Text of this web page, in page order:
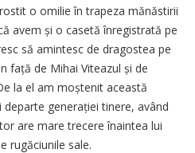
o omilie în trapeza mănăstirii
avem și o casetă înregistrată pe
să amintesc de dragostea pe
față de Mihai Viteazul și de
la el am moștenit această
generației tinere, având
are mare trecere înaintea lui
rugăciunile sale.